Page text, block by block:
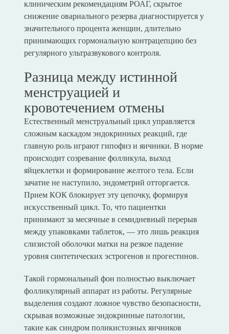
клиническим рекомендациям РОАГ, скрытое
снижение овариального резерва диагностируется у
значительного процента женщин, длительно
принимающих гормональную контрацепцию без
регулярного ультразвукового контроля.
Разница между истинной
менструацией и
кровотечением отмены
Естественный менструальный цикл управляется
сложным каскадом эндокринных реакций, где
главную роль играют гипофиз и яичники. В норме
происходит созревание фолликула, выход
яйцеклетки и формирование желтого тела. Если
зачатие не наступило, эндометрий отторгается.
Прием КОК блокирует эту цепочку, формируя
искусственный цикл. То, что пациентки
принимают за месячные в семидневный перерыв
между упаковками таблеток, — это лишь реакция
слизистой оболочки матки на резкое падение
уровня синтетических эстрогенов и прогестинов.
Такой гормональный фон полностью выключает
фолликулярный аппарат из работы. Регулярные
выделения создают ложное чувство безопасности,
скрывая возможные эндокринные патологии,
такие как синдром поликистозных яичников